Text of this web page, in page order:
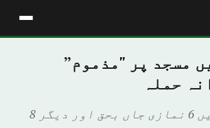
مسجد پر "مذموم”
حملہ
مسلح حملے میں 6 نمازی جاں بحق اور دیگر 8